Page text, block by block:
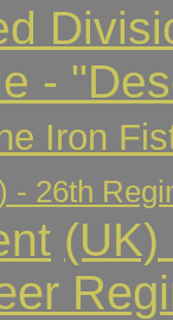
-
Iron
- 26th